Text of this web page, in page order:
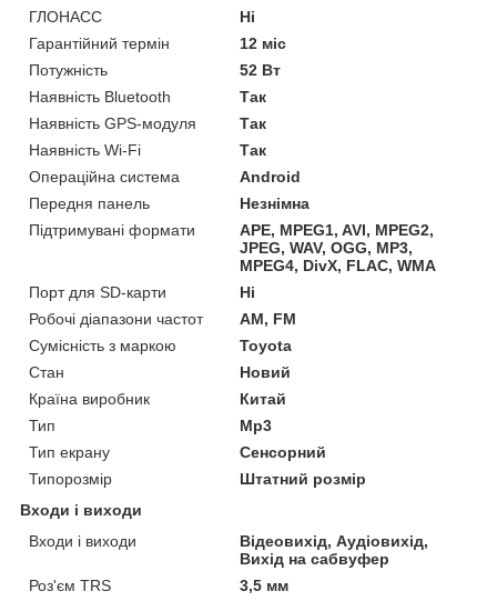
ГЛОНАСС
Ні
Гарантійний термін
12 міс
Потужність
52 Вт
Наявність Bluetooth
Так
Наявність GPS-модуля
Так
Наявність Wi-Fi
Так
Операційна система
Android
Передня панель
Незнімна
Підтримувані формати
APE, MPEG1, AVI, MPEG2,
JPEG, WAV, OGG, MP3,
MPEG4, DivX, FLAC, WMA
Порт для SD-карти
Ні
Робочі діапазони частот
AM, FM
Сумісність з маркою
Toyota
Стан
Новий
Країна виробник
Китай
Тип
Mp3
Тип екрану
Сенсорний
Типорозмір
Штатний розмір
Входи і виходи
Входи і виходи
Відеовихід, Аудіовихід,
Вихід на сабвуфер
Роз'єм TRS
3,5 мм